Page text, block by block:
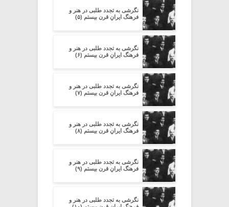
نگرشی به تجدد طلبی در هنر و
فرهنگ ایرانِ قرن بیستم (۵)
نگرشی به تجدد طلبی در هنر و
فرهنگ ایرانِ قرن بیستم (۶)
نگرشی به تجدد طلبی در هنر و
فرهنگ ایرانِ قرن بیستم (۷)
نگرشی به تجدد طلبی در هنر و
فرهنگ ایرانِ قرن بیستم (۸)
نگرشی به تجدد طلبی در هنر و
فرهنگ ایرانِ قرن بیستم (۹)
نگرشی به تجدد طلبی در هنر و